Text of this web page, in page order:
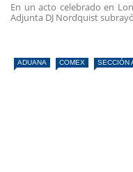
En un acto celebrado en
Adjunta DJ Nordquist
ADUANA COMEX SECCIÓN